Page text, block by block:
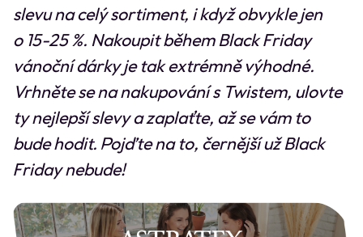
slevu na celý sortiment, i když obvykle jen
o 15-25 %. Nakoupit během Black Friday
vánoční dárky je tak extrémně výhodné.
Vrhněte se na nakupování s Twistem, ulovte
ty nejlepší slevy a zaplaťte, až se vám to
bude hodit. Pojďte na to, černější už Black
Friday nebude!